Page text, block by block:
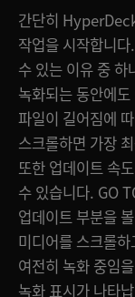
간단히
작업을 시작합니
수 있는 이유 중 하
녹화되는 동안에
파일이 길어짐에
스크롤하면 가장
또한 업데이트 속
수 있습니다. GO
업데이트 부분을
미디어를 스크롤
여전히 녹화 중임
녹화 표시가 나타